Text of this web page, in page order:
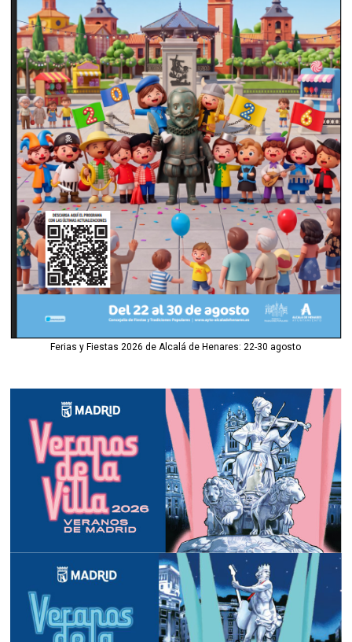
Ferias y Fiestas 2026 de Alcalá de Henares: 22-30 agosto